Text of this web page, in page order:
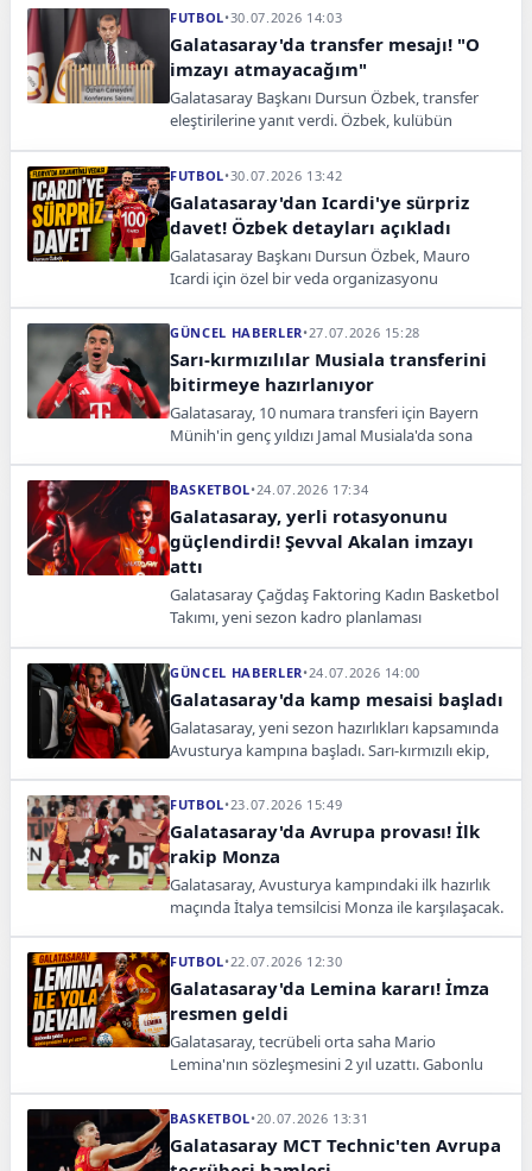
penaltıyla eşlik etti.
FUTBOL•30.07.2026 14:03
Galatasaray'da transfer mesajı! "O
imzayı atmayacağım"
Galatasaray Başkanı Dursun Özbek, transfer
eleştirilerine yanıt verdi. Özbek, kulübün
FUTBOL•30.07.2026 13:42
Galatasaray'dan Icardi'ye sürpriz
davet! Özbek detayları açıkladı
Galatasaray Başkanı Dursun Özbek, Mauro
Icardi için özel bir veda organizasyonu
yanıt beklediklerini açıkladı.
GÜNCEL HABERLER•27.07.2026 15:28
Sarı-kırmızılılar Musiala transferini
bitirmeye hazırlanıyor
Galatasaray, 10 numara transferi için Bayern
Münih'in genç yıldızı Jamal Musiala'da sona
görüşüyor.
BASKETBOL•24.07.2026 17:34
Galatasaray, yerli rotasyonunu
güçlendirdi! Şevval Akalan imzayı
attı
Galatasaray Çağdaş Faktoring Kadın Basketbol
Takımı, yeni sezon kadro planlaması
sözleşme imzaladı.
GÜNCEL HABERLER•24.07.2026 14:00
Galatasaray'da kamp mesaisi başladı
Galatasaray, yeni sezon hazırlıkları kapsamında
Avusturya kampına başladı. Sarı-kırmızılı ekip,
FUTBOL•23.07.2026 15:49
Galatasaray'da Avrupa provası! İlk
rakip Monza
Galatasaray, Avusturya kampındaki ilk hazırlık
maçında İtalya temsilcisi Monza ile karşılaşacak.
FUTBOL•22.07.2026 12:30
Galatasaray'da Lemina kararı! İmza
resmen geldi
Galatasaray, tecrübeli orta saha Mario
Lemina'nın sözleşmesini 2 yıl uzattı. Gabonlu
devam edeceklerini söyledi.
BASKETBOL•20.07.2026 13:31
Galatasaray MCT Technic'ten Avrupa